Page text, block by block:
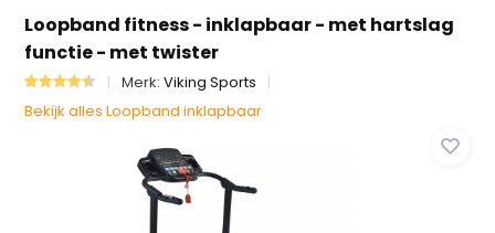
Loopband fitness - inklapbaar - met hartslag
functie - met twister
Merk:Viking Sports
Bekijk alles Loopband inklapbaar